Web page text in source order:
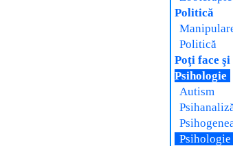
Politică
Politică
Poţi face
Psihologie
Autism
Psihologie